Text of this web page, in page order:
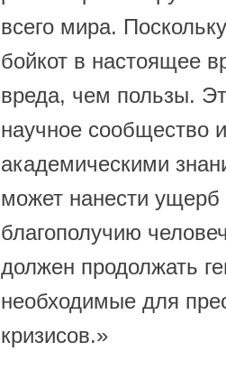
всего мира.
бойкот в настоящее
вреда, чем пользы.
научное сообщество
академическими
может нанести
благополучию
должен продолжать
необходимые для
кризисов.»